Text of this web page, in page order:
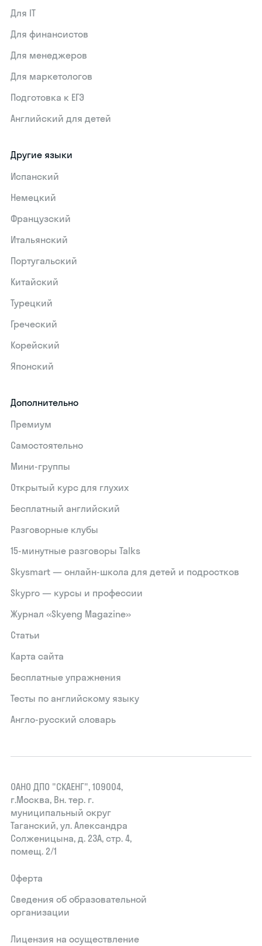
Для IT
Для финансистов
Для менеджеров
Для маркетологов
Подготовка к ЕГЭ
Английский для детей
Другие языки
Испанский
Немецкий
Французский
Итальянский
Португальский
Китайский
Турецкий
Греческий
Корейский
Японский
Дополнительно
Премиум
Самостоятельно
Мини-группы
Открытый курс для глухих
Бесплатный английский
Разговорные клубы
15‑минутные разговоры Talks
Skysmart — онлайн-школа для детей и подростков
Skypro — курсы и профессии
Журнал «Skyeng Magazine»
Статьи
Карта сайта
Бесплатные упражнения
Тесты по английскому языку
Англо-русский словарь
ОАНО ДПО "СКАЕНГ", 109004,
г.Москва, Вн. тер. г.
муниципальный округ
Таганский, ул. Александра
Солженицына, д. 23А, стр. 4,
помещ. 2/1
Оферта
Сведения об образовательной
организации
Лицензия на осуществление